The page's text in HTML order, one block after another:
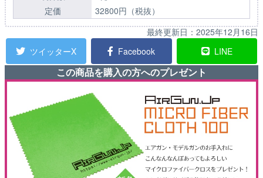
定価
32800円（税抜）
最終更新日： 2025年12月16日
ツイッターX
Facebook LINE
この商品を購入の方へのプレゼント